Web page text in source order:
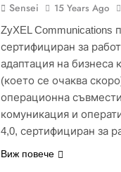
Sensei 15 Years Ago
ZyXEL Communications
сертифициран за
адаптация на бизнеса
(което се очаква
операционна
комуникация и
4,0, сертифициран за
Виж повече